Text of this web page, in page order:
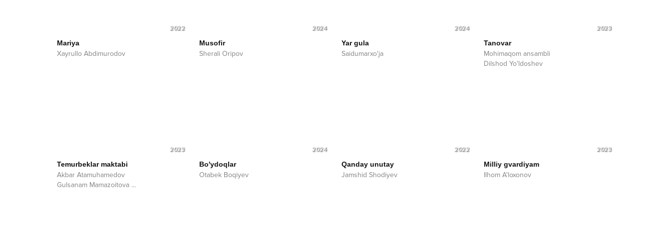
2022
Mariya
Xayrullo Abdimurodov
2024
Musofir
Sherali Oripov
2024
Yar gula
Saidumarxo'ja
2023
Tanovar
Mohimaqom ansambli
Dilshod Yo'ldoshev
2023
Temurbeklar maktabi
Akbar Atamuhamedov
Gulsanam Mamazoitova ...
2024
Bo'ydoqlar
Otabek Boqiyev
2022
Qanday unutay
Jamshid Shodiyev
2023
Milliy gvardiyam
Ilhom A'loxonov